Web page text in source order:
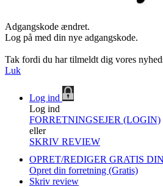
Adgangskode ændret.
Log på med din nye adgangskode.
Tak fordi du har tilmeldt dig vores
Luk
Log ind
Log ind
FORRETNINGSEJER (LOGIN)
eller
SKRIV REVIEW
OPRET/REDIGER GRATIS
Opret din forretning (Gratis)
Skriv review